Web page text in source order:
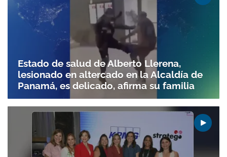
Estado de salud de Alberto Llerena,
lesionado en altercado en la Alcaldía de
Panamá, es delicado, afirma su familia